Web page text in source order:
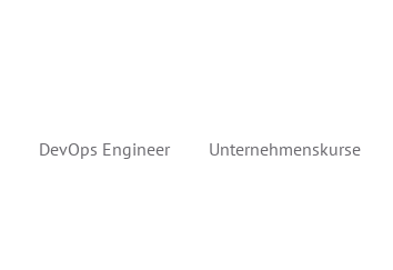
DevOps Engineer Unternehmenskurse